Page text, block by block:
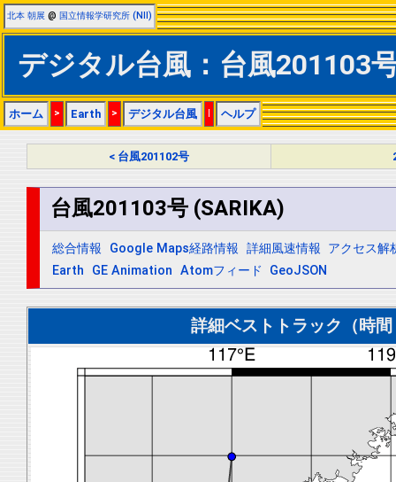
北本 朝展 @ 国立情報学研究所 (NII)
デジタル台風：台風201103
ホーム > Earth > デジタル台風 | ヘルプ
< 台風201102号
台風201103号 (SARIKA)
総合情報 Google Maps経路情報 詳細風速情報 アクセス解
Earth
GE Animation Atomフィード GeoJSON
詳細ベストトラック（時